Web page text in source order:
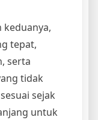
keduanya,
tepat,
serta
tidak
sejak
untuk